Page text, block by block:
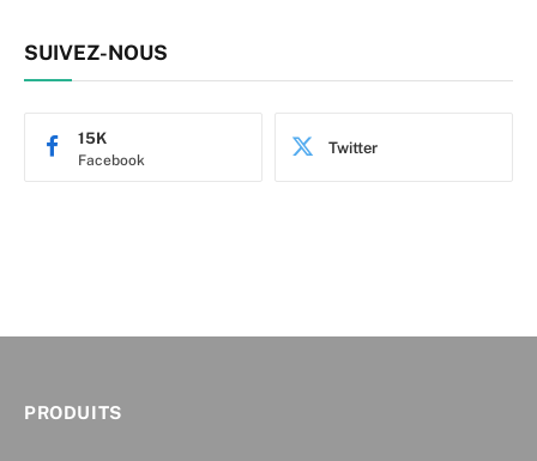
SUIVEZ-NOUS
Facebook
15K Twitter
PRODUITS